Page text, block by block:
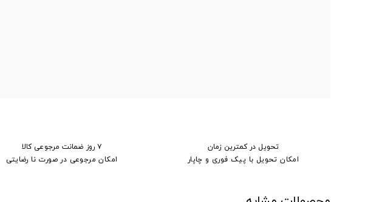
تحویل در کمترین زمان
امکان تحویل با پیک فوری و چاپار
۷ روز ضمانت مرجوعی کالا
امکان مرجوعی در صورت نا رضایتی